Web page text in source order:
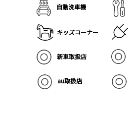
自動洗車機
キッズコーナー
新車取扱店
au取扱店